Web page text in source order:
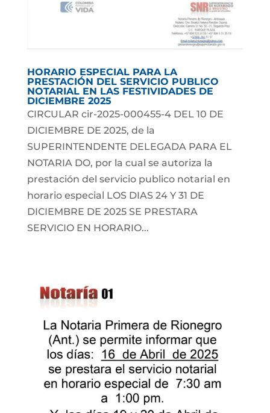
HORARIO ESPECIAL PARA LA
PRESTACIÓN DEL SERVICIO PUBLICO
NOTARIAL EN LAS FESTIVIDADES DE
DICIEMBRE 2025
CIRCULAR cir-2025-000455-4 DEL 10 DE
DICIEMBRE DE 2025, de la
SUPERINTENDENTE DELEGADA PARA EL
NOTARIA DO, por la cual se autoriza la
prestación del servicio publico notarial en
horario especial LOS DIAS 24 Y 31 DE
DICIEMBRE DE 2025 SE PRESTARA
SERVICIO EN HORARIO...